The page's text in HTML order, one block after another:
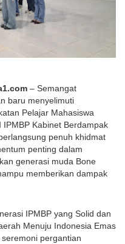
– Semangat
baru menyelimuti
Pelajar Mahasiswa
IPMBP Kabinet Berdampak
penuh khidmat
penting dalam
generasi muda Bone
memberikan dampak
IPMBP yang Solid dan
Menuju Indonesia Emas
pergantian